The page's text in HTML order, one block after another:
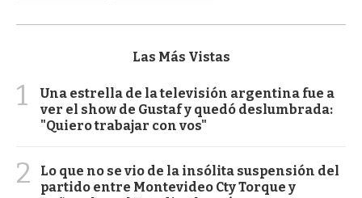
Las Más Vistas
1
Una estrella de la televisión argentina fue a
ver el show de Gustaf y quedó deslumbrada:
"Quiero trabajar con vos"
2
Lo que no se vio de la insólita suspensión del
partido entre Montevideo Cty Torque y